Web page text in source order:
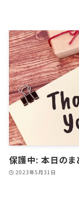
保護中: 本日のま
2023年5月31日